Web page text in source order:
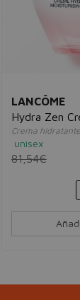
LANCÔME
Hydra Zen
Crema
unisex
81,54€